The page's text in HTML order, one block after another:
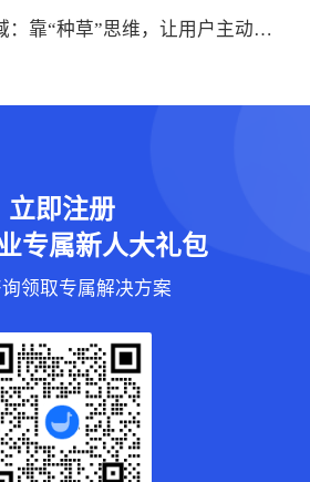
10.小红书公域转私域：靠“种草”思维，让用户主动加好友的5个技巧
立即注册
专属新人大礼包
询领取专属解决方案